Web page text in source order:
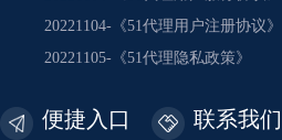
20221104-《51代理用户注册协议》
20221105-《51代理隐私政策》
便捷入口 联系我们